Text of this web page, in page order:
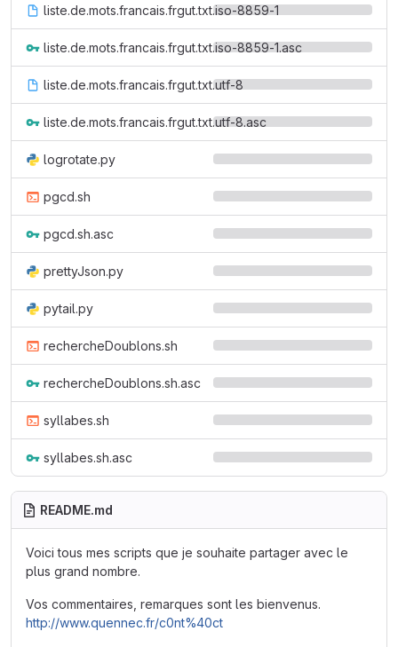
liste.de.mots.francais.frgut.txt.iso-8859-1
liste.de.mots.francais.frgut.txt.iso-8859-1.asc
liste.de.mots.francais.frgut.txt.utf-8
liste.de.mots.francais.frgut.txt.utf-8.asc
logrotate.py
pgcd.sh
pgcd.sh.asc
prettyJson.py
pytail.py
rechercheDoublons.sh
rechercheDoublons.sh.asc
syllabes.sh
syllabes.sh.asc
README.md
Voici tous mes scripts que je souhaite partager avec le
plus grand nombre.
Vos commentaires, remarques sont les bienvenus.
http://www.quennec.fr/c0nt%40ct